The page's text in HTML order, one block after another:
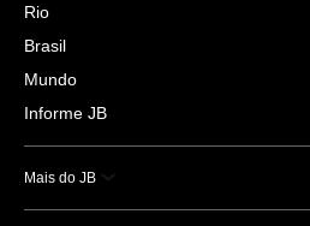
Rio
Brasil
Mundo
Informe JB
Mais do JB
Esportes